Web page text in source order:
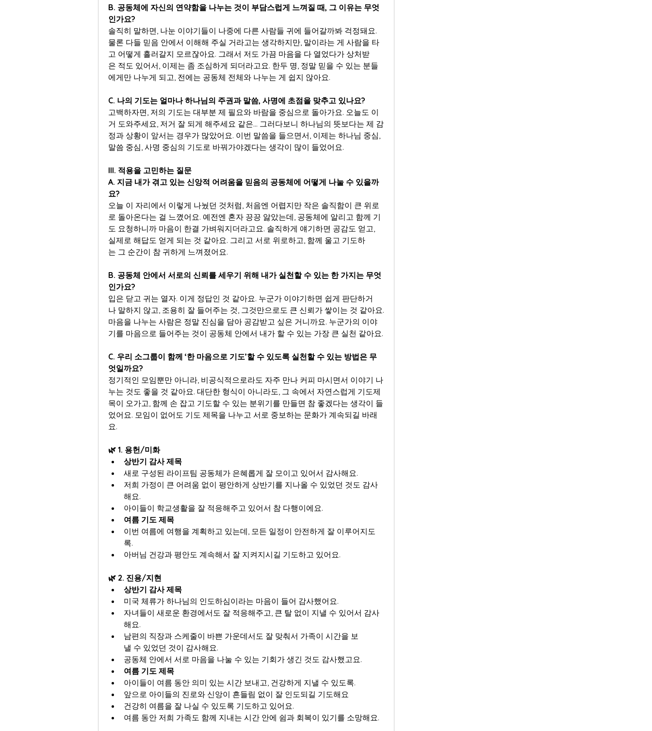
B. 공동체에 자신의 연약함을 나누는 것이 부담스럽게 느껴질 때, 그 이유는 무엇
인가요?
솔직히 말하면, 나눈 이야기들이 나중에 다른 사람들 귀에 들어갈까봐 걱정돼요.
물론 다들 믿음 안에서 이해해 주실 거라고는 생각하지만, 말이라는 게 사람을 타
고 어떻게 흘러갈지 모르잖아요. 그래서 저도 가끔 마음을 다 열었다가 상처받
은 적도 있어서, 이제는 좀 조심하게 되더라고요. 한두 명, 정말 믿을 수 있는 분들
에게만 나누게 되고, 전에는 공동체 전체와 나누는 게 쉽지 않아요.
C. 나의 기도는 얼마나 하나님의 주권과 말씀, 사명에 초점을 맞추고 있나요?
고백하자면, 저의 기도는 대부분 제 필요와 바람을 중심으로 돌아가요. 오늘도 이
거 도와주세요, 저거 잘 되게 해주세요 같은… 그러다보니 하나님의 뜻보다는 제 감
정과 상황이 앞서는 경우가 많았어요. 이번 말씀을 들으면서, 이제는 하나님 중심,
말씀 중심, 사명 중심의 기도로 바꿔가야겠다는 생각이 많이 들었어요.
III. 적용을 고민하는 질문
A. 지금 내가 겪고 있는 신앙적 어려움을 믿음의 공동체에 어떻게 나눌 수 있을까
요?
오늘 이 자리에서 이렇게 나눴던 것처럼, 처음엔 어렵지만 작은 솔직함이 큰 위로
로 돌아온다는 걸 느꼈어요. 예전엔 혼자 끙끙 앓았는데, 공동체에 알리고 함께 기
도 요청하니까 마음이 한결 가벼워지더라고요. 솔직하게 얘기하면 공감도 얻고,
실제로 해답도 얻게 되는 것 같아요. 그리고 서로 위로하고, 함께 울고 기도하
는 그 순간이 참 귀하게 느껴졌어요.
B. 공동체 안에서 서로의 신뢰를 세우기 위해 내가 실천할 수 있는 한 가지는 무엇
인가요?
입은 닫고 귀는 열자. 이게 정답인 것 같아요. 누군가 이야기하면 쉽게 판단하거
나 말하지 않고, 조용히 잘 들어주는 것, 그것만으로도 큰 신뢰가 쌓이는 것 같아요.
마음을 나누는 사람은 정말 진심을 담아 공감받고 싶은 거니까요. 누군가의 이야
기를 마음으로 들어주는 것이 공동체 안에서 내가 할 수 있는 가장 큰 실천 같아요.
C. 우리 소그룹이 함께 ‘한 마음으로 기도’할 수 있도록 실천할 수 있는 방법은 무
엇일까요?
정기적인 모임뿐만 아니라, 비공식적으로라도 자주 만나 커피 마시면서 이야기 나
누는 것도 좋을 것 같아요. 대단한 형식이 아니라도, 그 속에서 자연스럽게 기도제
목이 오가고, 함께 손 잡고 기도할 수 있는 분위기를 만들면 참 좋겠다는 생각이 들
었어요. 모임이 없어도 기도 제목을 나누고 서로 중보하는 문화가 계속되길 바래
요.
🌿 1. 용헌/미화
상반기 감사 제목
새로 구성된 라이프팀 공동체가 은혜롭게 잘 모이고 있어서 감사해요.
저희 가정이 큰 어려움 없이 평안하게 상반기를 지나올 수 있었던 것도 감사
해요.
아이들이 학교생활을 잘 적응해주고 있어서 참 다행이에요.
여름 기도 제목
이번 여름에 여행을 계획하고 있는데, 모든 일정이 안전하게 잘 이루어지도
록.
아버님 건강과 평안도 계속해서 잘 지켜지시길 기도하고 있어요.
🌿 2. 진용/지현
상반기 감사 제목
미국 체류가 하나님의 인도하심이라는 마음이 들어 감사했어요.
자녀들이 새로운 환경에서도 잘 적응해주고, 큰 탈 없이 지낼 수 있어서 감사
해요.
남편의 직장과 스케줄이 바쁜 가운데서도 잘 맞춰서 가족이 시간을 보
낼 수 있었던 것이 감사해요.
공동체 안에서 서로 마음을 나눌 수 있는 기회가 생긴 것도 감사했고요.
여름 기도 제목
아이들이 여름 동안 의미 있는 시간 보내고, 건강하게 지낼 수 있도록.
앞으로 아이들의 진로와 신앙이 흔들림 없이 잘 인도되길 기도해요
건강히 여름을 잘 나실 수 있도록 기도하고 있어요.
여름 동안 저희 가족도 함께 지내는 시간 안에 쉼과 회복이 있기를 소망해요.